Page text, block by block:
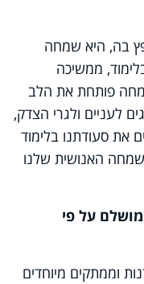
בה, היא שמחה
ממשיכה
פותחת את הלב
לעניים ולגרי הצדק,
את סעודתנו בלימוד
האנושית שלנו
על פי
וממתקים מיוחדים